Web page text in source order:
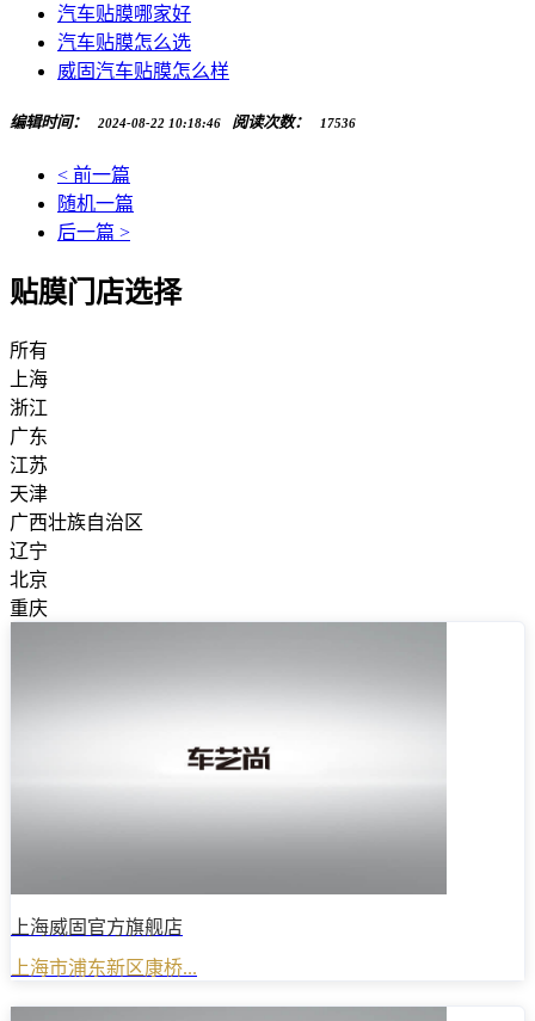
汽车贴膜哪家好
汽车贴膜怎么选
威固汽车贴膜怎么样
编辑时间： 2024-08-22 10:18:46 阅读次数： 17536
< 前一篇
随机一篇
后一篇 >
贴膜门店选择
所有
上海
浙江
广东
江苏
天津
广西壮族自治区
辽宁
北京
重庆
上海威固官方旗舰店
上海市浦东新区康桥...